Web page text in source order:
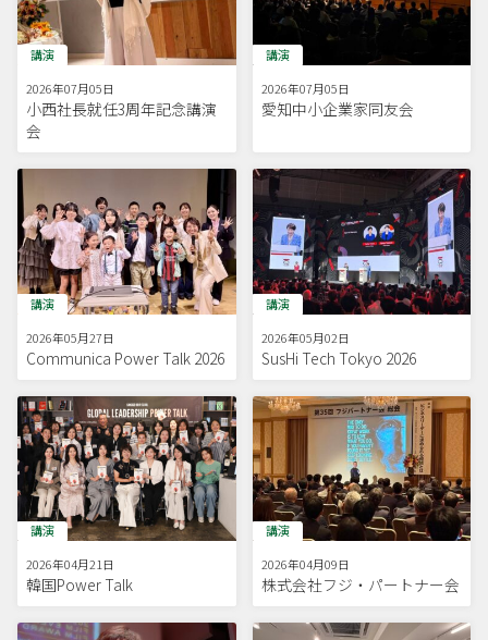
講演
2026年07月05日
小西社長就任3周年記念講演
会
講演
2026年07月05日
愛知中小企業家同友会
講演
2026年05月27日
Communica Power Talk 2026
講演
2026年05月02日
SusHi Tech Tokyo 2026
講演
2026年04月21日
韓国Power Talk
講演
2026年04月09日
株式会社フジ・パートナー会